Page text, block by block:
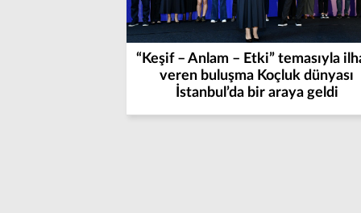
“Keşif – Anlam – Etki” temasıyla
veren buluşma Koçluk dünyası
İstanbul’da bir araya geldi